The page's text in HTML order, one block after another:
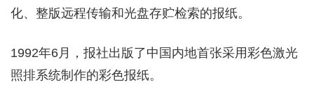
化、整版远程传输和光盘存贮检索的报纸。
1992年6月，报社出版了中国内地首张采用彩色激光
照排系统制作的彩色报纸。